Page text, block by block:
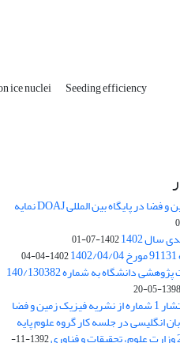
ice nuclei Seeding efficiency
مجله فیزیک زمین و فضا در پایگاه بین المللی DOAJ نمایه
سال 1402 1402-07-01
1402-04-04
بخشنامه معاونت پژوهشی دانشگاه به شماره 140/130382
1398-05-20
دریافت مجوز انتشار 1 شماره از نشریه فیزیک زمین و فضا
انگلیسی در جلسه کار گروه علوم پایه